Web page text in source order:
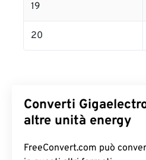
19
20
Converti
altre unità energy
FreeConvert.com può